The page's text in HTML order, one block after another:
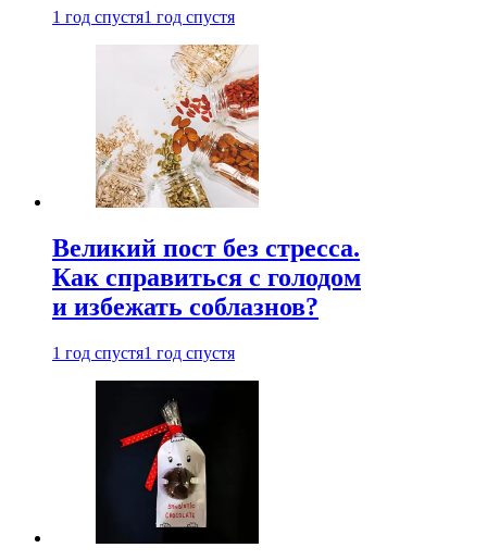
1 год спустя1 год спустя
Великий пост без стресса.
Как справиться с голодом
и избежать соблазнов?
1 год спустя1 год спустя